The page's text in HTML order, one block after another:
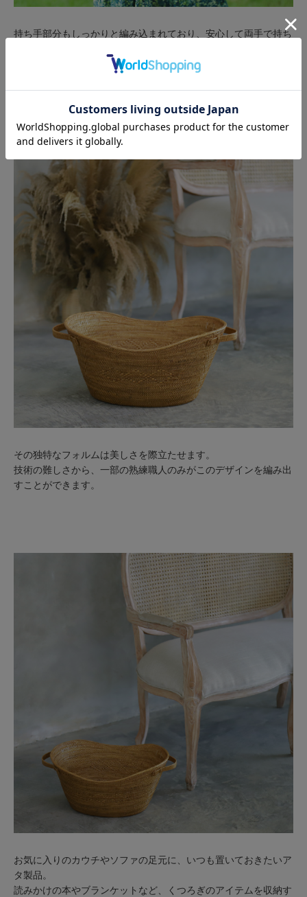
持ち手部分もしっかりと編み込まれており、安心して両手で持ち
持ち手と本体はテグス糸で強固に結びつけられており、耐久性に
その独特なフォルムは美しさを際立たせます。
技術の難しさから、一部の熟練職人のみがこのデザインを編み出
すことができます。
お気に入りのカウチやソファの足元に、いつも置いておきたいア
タ製品。
読みかけの本やブランケットなど、くつろぎのアイテムを収納す